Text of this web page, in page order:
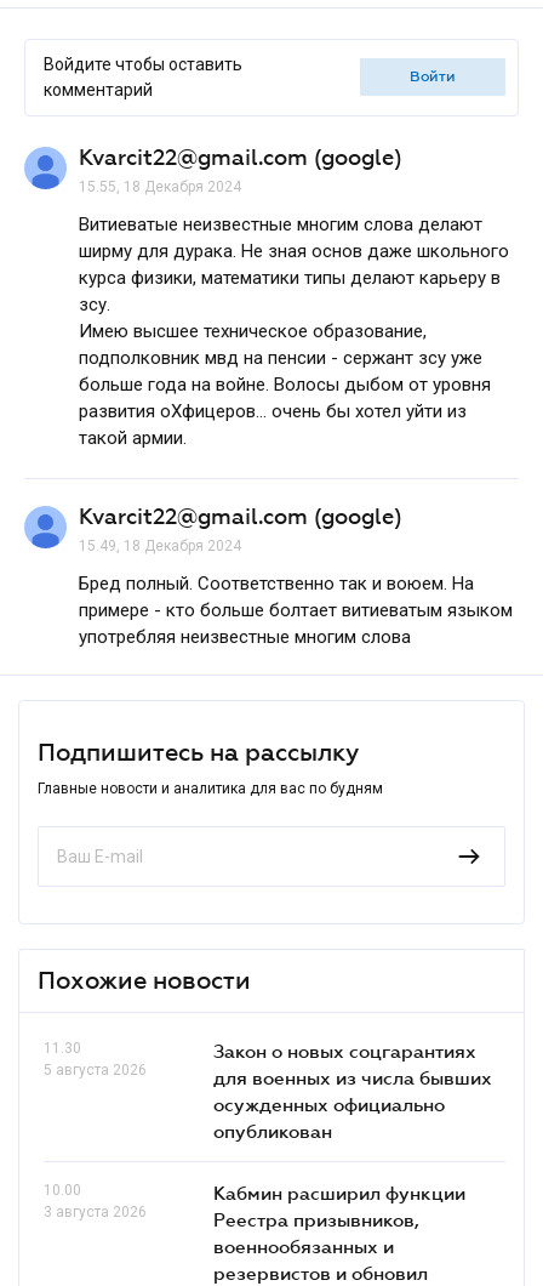
Войдите чтобы оставить
комментарий
войти
Kvarcit22@gmail.com (google)
15.55, 18 Декабря 2024
Витиеватые неизвестные многим слова делают
ширму для дурака. Не зная основ даже школьного
курса физики, математики типы делают карьеру в
зсу.
Имею высшее техническое образование,
подполковник мвд на пенсии - сержант зсу уже
больше года на войне. Волосы дыбом от уровня
развития оХфицеров... очень бы хотел уйти из
такой армии.
Kvarcit22@gmail.com (google)
15.49, 18 Декабря 2024
Бред полный. Соответственно так и воюем. На
примере - кто больше болтает витиеватым языком
употребляя неизвестные многим слова
Подпишитесь на рассылку
Главные новости и аналитика для вас по будням
Похожие новости
11.30
5 августа 2026
Закон о новых соцгарантиях
для военных из числа бывших
осужденных официально
опубликован
10.00
3 августа 2026
Кабмин расширил функции
Реестра призывников,
военнообязанных и
резервистов и обновил